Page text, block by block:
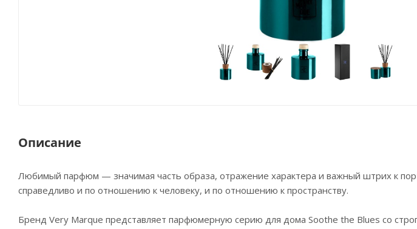
Описание
Любимый парфюм — значимая часть образа, отражение характера и важный штрих к
справедливо и по отношению к человеку, и по отношению к пространству.
Бренд Very Marque представляет парфюмерную серию для дома Soothe the Blues со